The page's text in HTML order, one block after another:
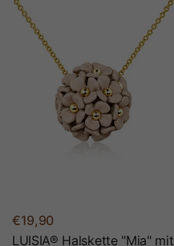
€19,90
LUISIA® Halskette "Mia" mit